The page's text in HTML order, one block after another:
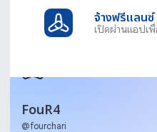
จ้างฟรีแลน
เปิดผ่านแอปเ
FouR4
@fourchari